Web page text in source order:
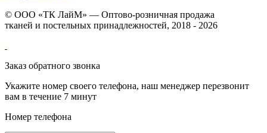
© ООО «ТК ЛайМ» — Оптово-розничная продажа
тканей и постельных принадлежностей, 2018 - 2026
Заказ обратного звонка
Укажите номер своего телефона, наш менеджер перезвонит
вам в течение 7 минут
Номер телефона